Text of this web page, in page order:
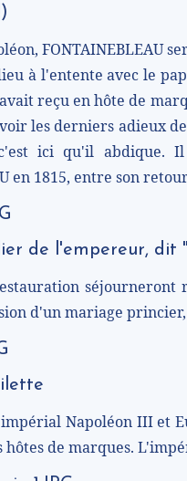
FONTAINEBLEAU
à l'entente avec le
reçu en hôte de
les derniers adieux
ici qu'il abdique.
en 1815, entre son
de l'empereur, dit
d'un mariage
Napoléon III et
hôtes de marques.